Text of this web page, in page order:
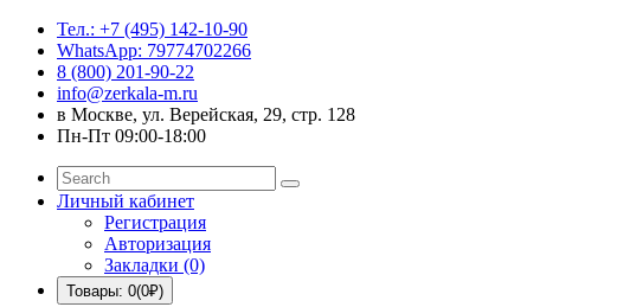
Тел.: +7 (495) 142-10-90
WhatsApp: 79774702266
8 (800) 201-90-22
info@zerkala-m.ru
в Москве, ул. Верейская, 29, стр. 128
Пн-Пт 09:00-18:00
Личный кабинет
Регистрация
Авторизация
Закладки (0)
Товары: 0(0₽)